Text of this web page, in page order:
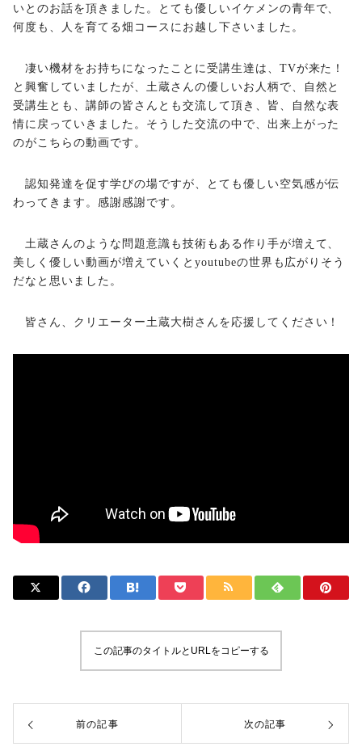
いとのお話を頂きました。とても優しいイケメンの青年で、
何度も、人を育てる畑コースにお越し下さいました。
凄い機材をお持ちになったことに受講生達は、TVが来た！
と興奮していましたが、土蔵さんの優しいお人柄で、自然と
受講生とも、講師の皆さんとも交流して頂き、皆、自然な表
情に戻っていきました。そうした交流の中で、出来上がった
のがこちらの動画です。
認知発達を促す学びの場ですが、とても優しい空気感が伝
わってきます。感謝感謝です。
土蔵さんのような問題意識も技術もある作り手が増えて、
美しく優しい動画が増えていくとyoutubeの世界も広がりそう
だなと思いました。
皆さん、クリエーター土蔵大樹さんを応援してください！
この記事のタイトルとURLをコピーする
前の記事 次の記事